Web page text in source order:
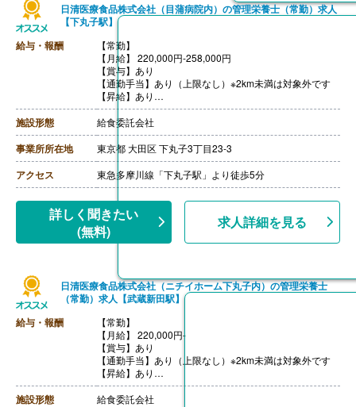
日清医療食品株式会社（目蒲病院内）の管理栄養士（常勤）求人
【下丸子駅】
給与・報酬
【常勤】
【月給】 220,000円-258,000円
【賞与】あり
【通勤手当】あり（上限なし）※2km未満は対象外です
【昇給】あり
【退職金】なし
施設形態 給食委託会社
事業所所在地 東京都 大田区 下丸子3丁目23-3
アクセス 東急多摩川線「下丸子駅」より徒歩5分
詳しく聞きたい
(無料)
求人詳細を見る
日清医療食品株式会社（ニチイホーム下丸子内）の管理栄養士
（常勤）求人【武蔵新田駅】
給与・報酬
【常勤】
【月給】 220,000円-
【賞与】あり
【通勤手当】あり（上限なし）※2km未満は対象外です
【昇給】あり
【退職金】なし
施設形態 給食委託会社